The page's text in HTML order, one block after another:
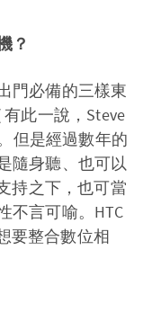
？
門必備的三樣東
此一說，Steve
但是經過數年的
隨身聽、也可以
持之下，也可當
不言可喻。HTC
要整合數位相